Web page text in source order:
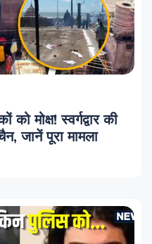
को मोक्ष! स्‍वर्गद्वार की
जानें पूरा मामला